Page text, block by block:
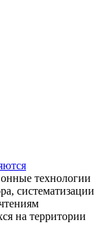
технологии
систематизации
на территории